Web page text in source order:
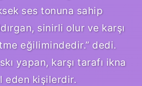
ses tonuna sahip
sinirli olur ve karşı
eğilimindedir.” dedi.
yapan, karşı tarafı ikna
eden kişilerdir.